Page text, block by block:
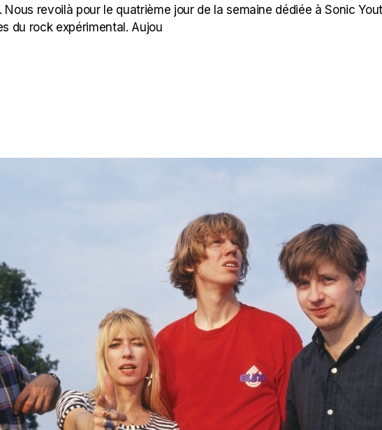
revoilà pour le quatrième jour de la semaine dédiée à Sonic
du rock expérimental. Aujou